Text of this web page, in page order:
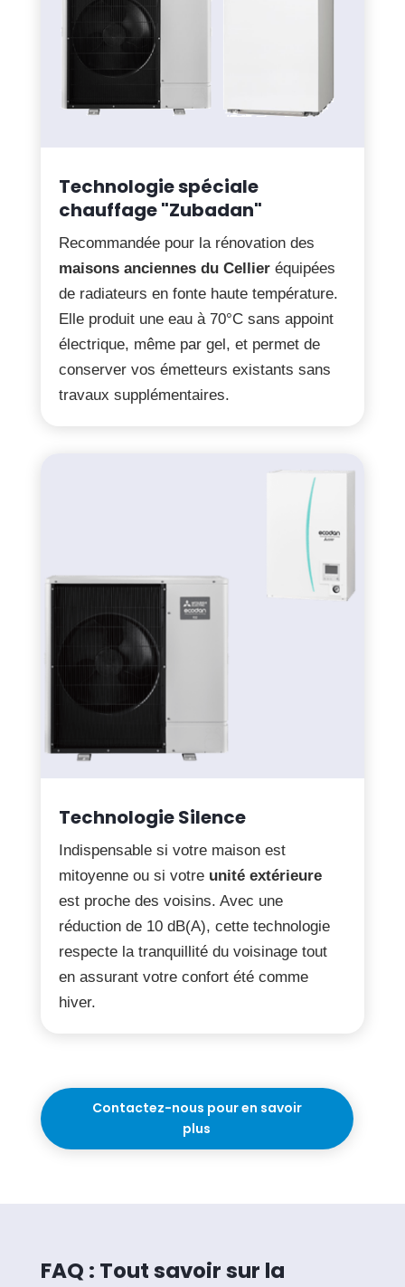
Technologie spéciale
chauffage "Zubadan"
Recommandée pour la rénovation des
maisons anciennes du Cellieréquipées
de radiateurs en fonte haute température.
Elle produit une eau à 70°C sans appoint
électrique, même par gel, et permet de
conserver vos émetteurs existants sans
travaux supplémentaires.
Technologie Silence
Indispensable si votre maison est
mitoyenne ou si votre unité extérieure
est proche des voisins. Avec une
réduction de 10 dB(A), cette technologie
respecte la tranquillité du voisinage tout
en assurant votre confort été comme
hiver.
Contactez-nous pour en savoir
plus
FAQ : Tout savoir sur la